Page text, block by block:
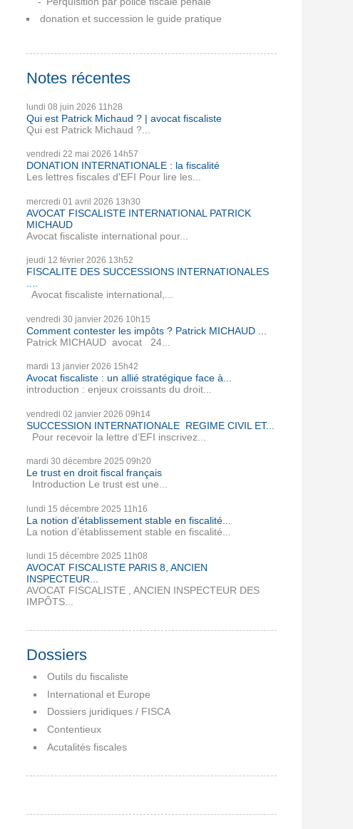
donation et succession le guide pratique
Notes récentes
lundi 08 juin 2026 11h28
Qui est Patrick Michaud ? | avocat fiscaliste
Qui est Patrick Michaud ?...
vendredi 22 mai 2026 14h57
DONATION INTERNATIONALE : la fiscalité
Les lettres fiscales d'EFI Pour lire les...
mercredi 01 avril 2026 13h30
AVOCAT FISCALISTE INTERNATIONAL PATRICK
MICHAUD
Avocat fiscaliste international pour...
jeudi 12 février 2026 13h52
FISCALITE DES SUCCESSIONS INTERNATIONALES
Avocat fiscaliste international,...
vendredi 30 janvier 2026 10h15
Comment contester les impôts ? Patrick MICHAUD ...
Patrick MICHAUD avocat 24...
mardi 13 janvier 2026 15h42
Avocat fiscaliste : un allié stratégique face à...
introduction : enjeux croissants du droit...
vendredi 02 janvier 2026 09h14
SUCCESSION INTERNATIONALE REGIME CIVIL ET...
Pour recevoir la lettre d’EFI inscrivez...
mardi 30 décembre 2025 09h20
Le trust en droit fiscal français
Introduction Le trust est une...
lundi 15 décembre 2025 11h16
La notion d’établissement stable en fiscalité...
La notion d’établissement stable en fiscalité...
lundi 15 décembre 2025 11h08
AVOCAT FISCALISTE PARIS 8, ANCIEN
INSPECTEUR...
AVOCAT FISCALISTE , ANCIEN INSPECTEUR DES
IMPÔTS...
Dossiers
Outils du fiscaliste
International et Europe
Dossiers juridiques / FISCA
Contentieux
Acutalités fiscales